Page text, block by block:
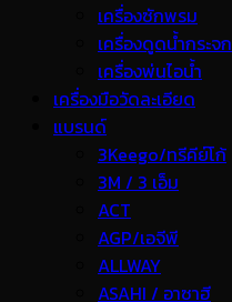
เครื่องซักพรม
เครื่องดูดน้ำกระจก
เครื่องพ่นไอน้ำ
เครื่องมือวัดละเอียด
แบรนด์
3Keego/ทรีคีย์โก้
3M / 3 เอ็ม
ACT
AGP/เอจีพี
ALLWAY
ASAHI / อาซาฮี